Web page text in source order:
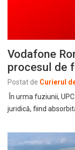
Vodafone
procesul de
Postat de Curierul
În urma fuziunii,
juridică, fiind